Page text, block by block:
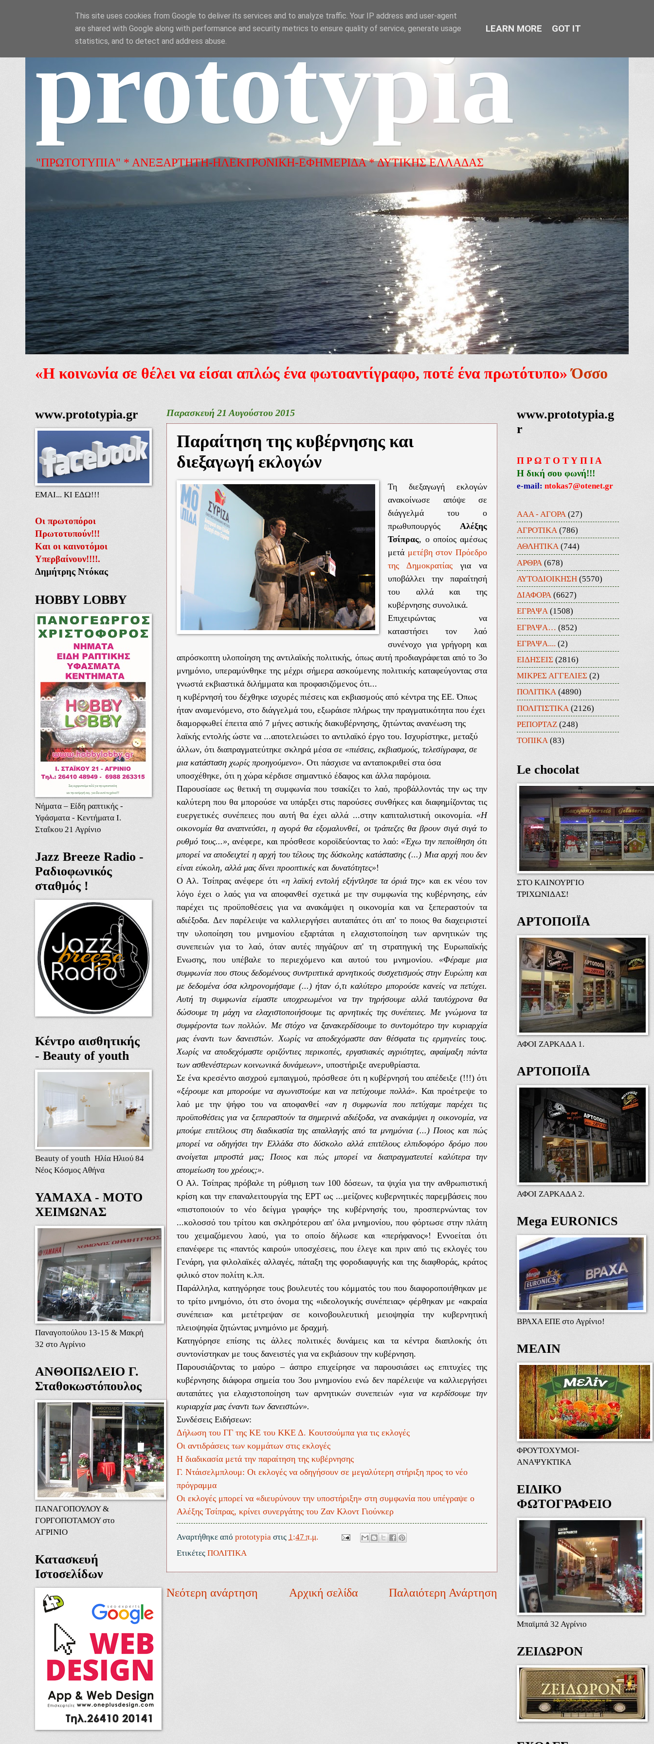
prototypia
"ΠΡΩΤΟΤΥΠΙΑ" * ΑΝΕΞΑΡΤΗΤΗ-ΗΛΕΚΤΡΟΝΙΚΗ-ΕΦΗΜΕΡΙΔΑ * ΔΥΤΙΚΗΣ ΕΛΛΑΔΑΣ
«Η κοινωνία σε θέλει να είσαι απλώς ένα φωτοαντίγραφο, ποτέ ένα πρωτότυπο» Όσσο
Παρασκευή 21 Αυγούστου 2015
Παραίτηση της κυβέρνησης και
διεξαγωγή εκλογών
Τη διεξαγωγή εκλογών
ανακοίνωσε απόψε σε
διάγγελμά του ο
πρωθυπουργός Αλέξης
Τσίπρας, ο οποίος αμέσως
μετά μετέβη στον Πρόεδρο
της Δημοκρατίας για να
υποβάλλει την παραίτησή
του αλλά και της
κυβέρνησης συνολικά.
Επιχειρώντας να
καταστήσει τον λαό
συνένοχο για γρήγορη και
απρόσκοπτη υλοποίηση της αντιλαϊκής πολιτικής, όπως αυτή προδιαγράφεται από το 3ο
μνημόνιο, υπεραμύνθηκε της μέχρι σήμερα ασκούμενης πολιτικής καταφεύγοντας στα
γνωστά εκβιαστικά διλήμματα και προφασιζόμενος ότι...
η κυβέρνησή του δέχθηκε ισχυρές πιέσεις και εκβιασμούς από κέντρα της ΕΕ. Όπως
ήταν αναμενόμενο, στο διάγγελμά του, εξωράισε πλήρως την πραγματικότητα που έχει
διαμορφωθεί έπειτα από 7 μήνες αστικής διακυβέρνησης, ζητώντας ανανέωση της
λαϊκής εντολής ώστε να ...αποτελειώσει το αντιλαϊκό έργο του. Ισχυρίστηκε, μεταξύ
άλλων, ότι διαπραγματεύτηκε σκληρά μέσα σε «πιέσεις, εκβιασμούς, τελεσίγραφα, σε
μια κατάσταση χωρίς προηγούμενο». Οτι πάσχισε να ανταποκριθεί στα όσα
υποσχέθηκε, ότι η χώρα κέρδισε σημαντικό έδαφος και άλλα παρόμοια.
Παρουσίασε ως θετική τη συμφωνία που τσακίζει το λαό, προβάλλοντάς την ως την
καλύτερη που θα μπορούσε να υπάρξει στις παρούσες συνθήκες και διαφημίζοντας τις
ευεργετικές συνέπειες που αυτή θα έχει αλλά ...στην καπιταλιστική οικονομία. «Η
οικονομία θα αναπνεύσει, η αγορά θα εξομαλυνθεί, οι τράπεζες θα βρουν σιγά σιγά το
ρυθμό τους...», ανέφερε, και πρόσθεσε κοροϊδεύοντας το λαό: «Έχω την πεποίθηση ότι
μπορεί να αποδειχτεί η αρχή του τέλους της δύσκολης κατάστασης (...) Μια αρχή που δεν
είναι εύκολη, αλλά μας δίνει προοπτικές και δυνατότητες»!
Ο Αλ. Τσίπρας ανέφερε ότι «η λαϊκή εντολή εξήντλησε τα όριά της» και εκ νέου τον
λόγο έχει ο λαός για να αποφανθεί σχετικά με την συμφωνία της κυβέρνησης, εάν
παρέχει τις προϋποθέσεις για να ανακάμψει η οικονομία και να ξεπεραστούν τα
αδιέξοδα. Δεν παρέλειψε να καλλιεργήσει αυταπάτες ότι απ' το ποιος θα διαχειριστεί
την υλοποίηση του μνημονίου εξαρτάται η ελαχιστοποίηση των αρνητικών της
συνεπειών για το λαό, όταν αυτές πηγάζουν απ' τη στρατηγική της Ευρωπαϊκής
Ενωσης, που υπέβαλε το περιεχόμενο και αυτού του μνημονίου. «Φέραμε μια
συμφωνία που στους δεδομένους συντριπτικά αρνητικούς συσχετισμούς στην Ευρώπη και
με δεδομένα όσα κληρονομήσαμε (...) ήταν ό,τι καλύτερο μπορούσε κανείς να πετύχει.
Αυτή τη συμφωνία είμαστε υποχρεωμένοι να την τηρήσουμε αλλά ταυτόχρονα θα
δώσουμε τη μάχη να ελαχιστοποιήσουμε τις αρνητικές της συνέπειες. Με γνώμονα τα
συμφέροντα των πολλών. Με στόχο να ξανακερδίσουμε το συντομότερο την κυριαρχία
μας έναντι των δανειστών. Χωρίς να αποδεχόμαστε σαν θέσφατα τις ερμηνείες τους.
Χωρίς να αποδεχόμαστε οριζόντιες περικοπές, εργασιακές αγριότητες, αφαίμαξη πάντα
των ασθενέστερων κοινωνικά δυνάμεων», υποστήριξε ανερυθρίαστα.
Σε ένα κρεσέντο αισχρού εμπαιγμού, πρόσθεσε ότι η κυβέρνησή του απέδειξε (!!!) ότι
«ξέρουμε και μπορούμε να αγωνιστούμε και να πετύχουμε πολλά». Και προέτρεψε το
λαό με την ψήφο του να αποφανθεί «αν η συμφωνία που πετύχαμε παρέχει τις
προϋποθέσεις για να ξεπεραστούν τα σημερινά αδιέξοδα, να ανακάμψει η οικονομία, να
μπούμε επιτέλους στη διαδικασία της απαλλαγής από τα μνημόνια (...) Ποιος και πώς
μπορεί να οδηγήσει την Ελλάδα στο δύσκολο αλλά επιτέλους ελπιδοφόρο δρόμο που
ανοίγεται μπροστά μας; Ποιος και πώς μπορεί να διαπραγματευτεί καλύτερα την
απομείωση του χρέους;».
Ο Αλ. Τσίπρας πρόβαλε τη ρύθμιση των 100 δόσεων, τα ψιχία για την ανθρωπιστική
κρίση και την επαναλειτουργία της ΕΡΤ ως ...μείζονες κυβερνητικές παρεμβάσεις που
«πιστοποιούν το νέο δείγμα γραφής» της κυβέρνησής του, προσπερνώντας τον
...κολοσσό του τρίτου και σκληρότερου απ' όλα μνημονίου, που φόρτωσε στην πλάτη
του χειμαζόμενου λαού, για το οποίο δήλωσε και «περήφανος»! Εννοείται ότι
επανέφερε τις «παντός καιρού» υποσχέσεις, που έλεγε και πριν από τις εκλογές του
Γενάρη, για φιλολαϊκές αλλαγές, πάταξη της φοροδιαφυγής και της διαφθοράς, κράτος
φιλικό στον πολίτη κ.λπ.
Παράλληλα, κατηγόρησε τους βουλευτές του κόμματός του που διαφοροποιήθηκαν με
το τρίτο μνημόνιο, ότι στο όνομα της «ιδεολογικής συνέπειας» φέρθηκαν με «ακραία
συνέπεια» και μετέτρεψαν σε κοινοβουλευτική μειοψηφία την κυβερνητική
πλειοψηφία ζητώντας μνημόνιο με δραχμή.
Κατηγόρησε επίσης τις άλλες πολιτικές δυνάμεις και τα κέντρα διαπλοκής ότι
συντονίστηκαν με τους δανειστές για να εκβιάσουν την κυβέρνηση.
Παρουσιάζοντας το μαύρο – άσπρο επιχείρησε να παρουσιάσει ως επιτυχίες της
κυβέρνησης διάφορα σημεία του 3ου μνημονίου ενώ δεν παρέλειψε να καλλιεργήσει
αυταπάτες για ελαχιστοποίηση των αρνητικών συνεπειών «για να κερδίσουμε την
κυριαρχία μας έναντι των δανειστών».
Συνδέσεις Ειδήσεων:
Δήλωση του ΓΓ της ΚΕ του ΚΚΕ Δ. Κουτσούμπα για τις εκλογές
Οι αντιδράσεις των κομμάτων στις εκλογές
Η διαδικασία μετά την παραίτηση της κυβέρνησης
Γ. Ντάισελμπλουμ: Οι εκλογές να οδηγήσουν σε μεγαλύτερη στήριξη προς το νέο
πρόγραμμα
Οι εκλογές μπορεί να «διευρύνουν την υποστήριξη» στη συμφωνία που υπέγραψε ο
Αλέξης Τσίπρας, κρίνει συνεργάτης του Ζαν Κλοντ Γιούνκερ
Αναρτήθηκε από prototypia στις 1:47 π.μ.
Ετικέτες ΠΟΛΙΤΙΚΑ
Νεότερη ανάρτηση Παλαιότερη Ανάρτηση
Αρχική σελίδα
www.prototypia.gr
ΕΜΑΙ... ΚΙ ΕΔΩ!!!
Οι πρωτοπόροι
Πρωτοτυπούν!!!
Και οι καινοτόμοι
Υπερβαίνουν!!!!.
Δημήτρης Ντόκας
HOBBY LOBBY
Νήματα – Είδη ραπτικής -
Υφάσματα - Κεντήματα Ι.
Σταΐκου 21 Αγρίνιο
Jazz Breeze Radio -
Ραδιοφωνικός
σταθμός !
Κέντρο αισθητικής
- Beauty of youth
Beauty of youth Ηλία Ηλιού 84
Νέος Κόσμος Αθήνα
ΥΑΜΑΧΑ - ΜΟΤΟ
ΧΕΙΜΩΝΑΣ
Παναγοπούλου 13-15 & Μακρή
32 στο Αγρίνιο
ΑΝΘΟΠΩΛΕΙΟ Γ.
Σταθοκωστόπουλος
ΠΑΝΑΓΟΠΟΥΛΟΥ &
ΓΟΡΓΟΠΟΤΑΜΟΥ στο
ΑΓΡΙΝΙΟ
Κατασκευή
Ιστοσελίδων
www.prototypia.g
r
Π Ρ Ω Τ Ο Τ Υ Π Ι Α
Η δική σου φωνή!!!
e-mail: ntokas7@otenet.gr
ΑΑΑ - ΑΓΟΡΑ (27)
ΑΓΡΟΤΙΚΑ (786)
ΑΘΛΗΤΙΚΑ (744)
ΑΡΘΡΑ (678)
ΑΥΤΟΔΙΟΙΚΗΣΗ (5570)
ΔΙΑΦΟΡΑ (6627)
ΕΓΡΑΨΑ (1508)
ΕΓΡΑΨΑ… (852)
ΕΓΡΑΨΑ.... (2)
ΕΙΔΗΣΕΙΣ (2816)
ΜΙΚΡΕΣ ΑΓΓΕΛΙΕΣ (2)
ΠΟΛΙΤΙΚΑ (4890)
ΠΟΛΙΤΙΣΤΙΚΑ (2126)
ΡΕΠΟΡΤΑΖ (248)
ΤΟΠΙΚΑ (83)
Le chocolat
ΣΤΟ ΚΑΙΝΟΥΡΓΙΟ
ΤΡΙΧΩΝΙΔΑΣ!
ΑΡΤΟΠΟΙΪΑ
ΑΦΟΙ ΖΑΡΚΑΔΑ 1.
ΑΡΤΟΠΟΙΪΑ
ΑΦΟΙ ΖΑΡΚΑΔΑ 2.
Mega EURONICS
ΒΡΑΧΑ ΕΠΕ στο Αγρίνιο!
ΜΕΛΙΝ
ΦΡΟΥΤΟΧΥΜΟΙ-
ΑΝΑΨΥΚΤΙΚΑ
ΕΙΔΙΚΟ
ΦΩΤΟΓΡΑΦΕΙΟ
Μπαϊμπά 32 Αγρίνιο
ΖΕΙΔΩΡΟΝ
This site uses cookies from Google to deliver its services and to analyze traffic. Your IP address and user-agent
are shared with Google along with performance and security metrics to ensure quality of service, generate usage
statistics, and to detect and address abuse.
LEARN MORE GOT IT